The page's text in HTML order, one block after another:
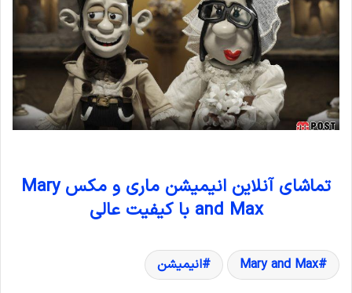
تماشای آنلاین انیمیشن ماری و مکس Mary
and Max با کیفیت عالی
Mary and Max انیمیشن